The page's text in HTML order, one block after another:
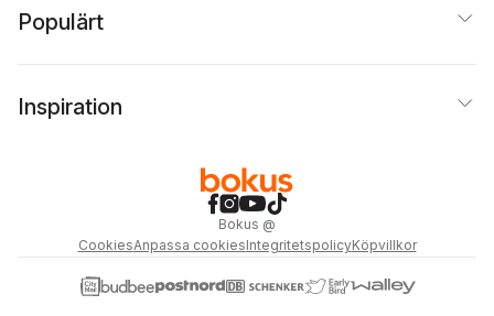
Populärt
Inspiration
Bokus @
CookiesAnpassa cookiesIntegritetspolicyKöpvillkor